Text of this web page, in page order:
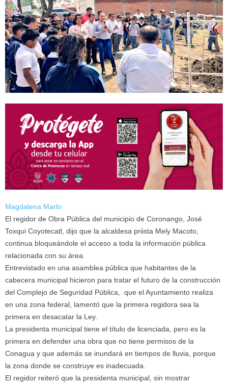
Magdalena Marlo
El regidor de Obra Pública del municipio de Coronango, José
Toxqui Coyotecatl, dijo que la alcaldesa priista Mely Macoto,
continua bloqueándole el acceso a toda la información pública
relacionada con su área.
Entrevistado en una asamblea pública que habitantes de la
cabecera municipal hicieron para tratar el futuro de la construcción
del Complejo de Seguridad Pública, que el Ayuntamiento realiza
en una zona federal, lamentó que la primera regidora sea la
primera en desacatar la Ley.
La presidenta municipal tiene el título de licenciada, pero es la
primera en defender una obra que no tiene permisos de la
Conagua y que además se inundará en tiempos de lluvia, porque
la zona donde se construye es inadecuada.
El regidor reiteró que la presidenta municipal, sin mostrar